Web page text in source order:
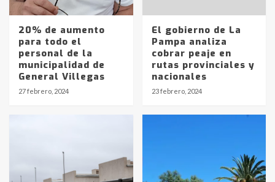
20% de aumento
para todo el
personal de la
municipalidad de
General Villegas
27 febrero, 2024
El gobierno de La
Pampa analiza
cobrar peaje en
rutas provinciales y
nacionales
23 febrero, 2024
Identidad de los adolescentes
pampeanos que fueron
en la mañana del lunes
Accidente en Ruta 5: falleció un
joven de Trenque Lauquen